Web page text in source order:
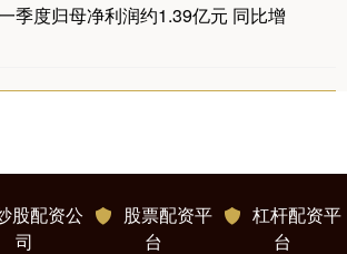
季度归母净利润约1.39亿元 同比增
股配资公
司
股票配资平
台
杠杆配资平
台